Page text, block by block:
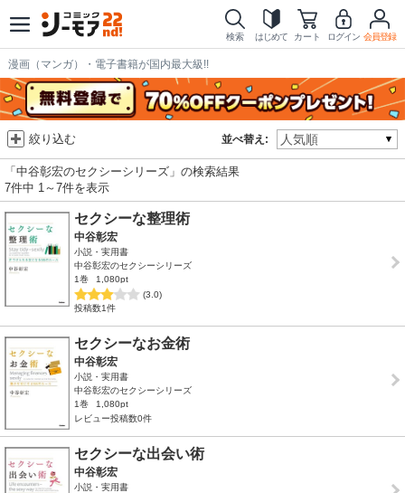
検索 はじめて カート ログイン 会員登録
漫画（マンガ）・電子書籍が国内最大級!!
並べ替え:
絞り込む
「中谷彰宏のセクシーシリーズ」の検索結果
7件中 1～7件を表示
セクシーな整理術
中谷彰宏
小説・実用書
中谷彰宏のセクシーシリーズ
1巻
1,080pt
(3.0)
投稿数1件
セクシーなお金術
中谷彰宏
小説・実用書
中谷彰宏のセクシーシリーズ
1巻
1,080pt
レビュー投稿数0件
セクシーな出会い術
中谷彰宏
小説・実用書